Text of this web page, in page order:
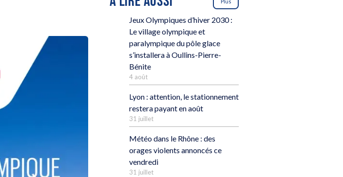
Plus
Jeux Olympiques d’hiver 2030 :
Le village olympique et
paralympique du pôle glace
s’installera à Oullins-Pierre-
Bénite
4 août
Lyon : attention, le stationnement
restera payant en août
31 juillet
Météo dans le Rhône : des
orages violents annoncés ce
vendredi
31 juillet